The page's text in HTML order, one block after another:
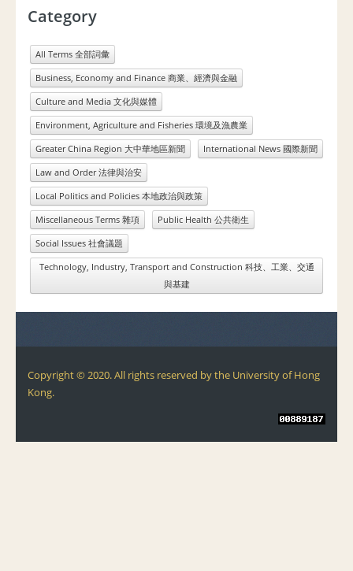
Category
All Terms 全部詞彙
Business, Economy and Finance 商業、經濟與金融
Culture and Media 文化與媒體
Environment, Agriculture and Fisheries 環境及漁農業
Greater China Region 大中華地區新聞
International News 國際新聞
Law and Order 法律與治安
Local Politics and Policies 本地政治與政策
Miscellaneous Terms 雜項
Public Health 公共衛生
Social Issues 社會議題
Technology, Industry, Transport and Construction 科技、工業、交通
與基建
Copyright © 2020. All rights reserved by the University of Hong
Kong.